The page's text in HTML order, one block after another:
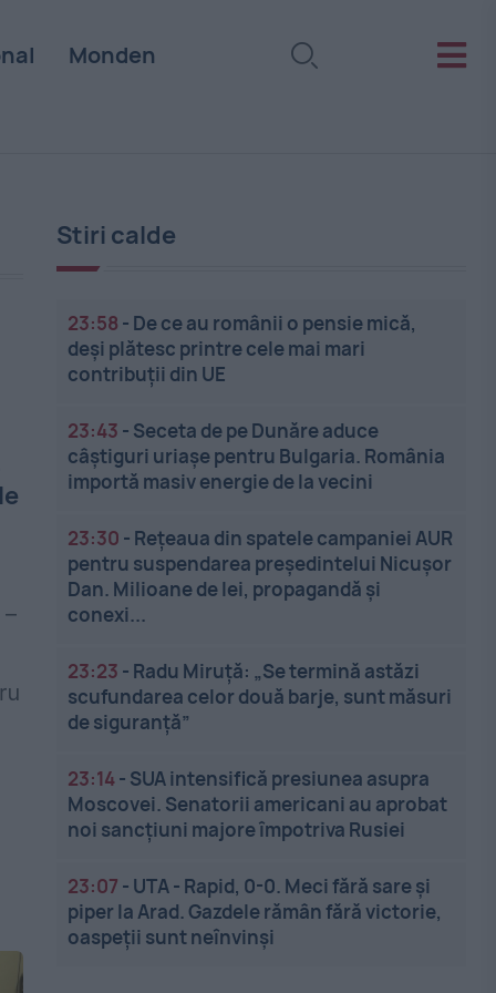
Monden
Stiri calde
23:58 - De ce au românii o pensie mică,
deși plătesc printre cele mai mari
contribuții din UE
23:43 - Seceta de pe Dunăre aduce
câștiguri uriașe pentru Bulgaria. România
importă masiv energie de la vecini
23:30 - Rețeaua din spatele campaniei AUR
pentru suspendarea președintelui Nicușor
Dan. Milioane de lei, propagandă și
conexi...
23:23 - Radu Miruță: „Se termină astăzi
scufundarea celor două barje, sunt măsuri
de siguranţă”
23:14- SUA intensifică presiunea asupra
Moscovei. Senatorii americani au aprobat
noi sancțiuni majore împotriva Rusiei
23:07 - UTA - Rapid, 0-0. Meci fără sare și
piper la Arad. Gazdele rămân fără victorie,
oaspeții sunt neînvinși